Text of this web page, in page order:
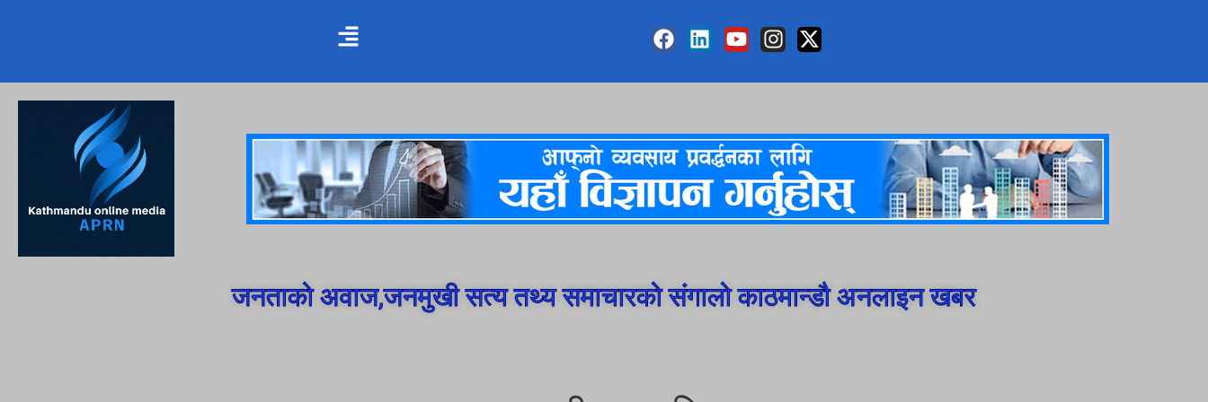
जनताको अवाज,जनमुखी सत्य तथ्य समाचारको संगालो काठमान्डौ अनलाइन खबर